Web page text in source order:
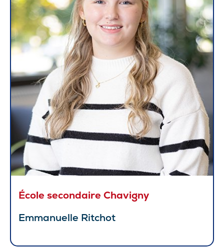
École secondaire Chavigny
Emmanuelle Ritchot